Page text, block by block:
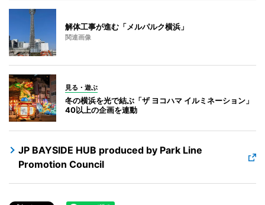
解体工事が進む「メルパルク横浜」
関連画像
見る・遊ぶ
冬の横浜を光で結ぶ「ザ ヨコハマ イルミネーション」
40以上の企画を連動
JP BAYSIDE HUB produced by Park Line
Promotion Council